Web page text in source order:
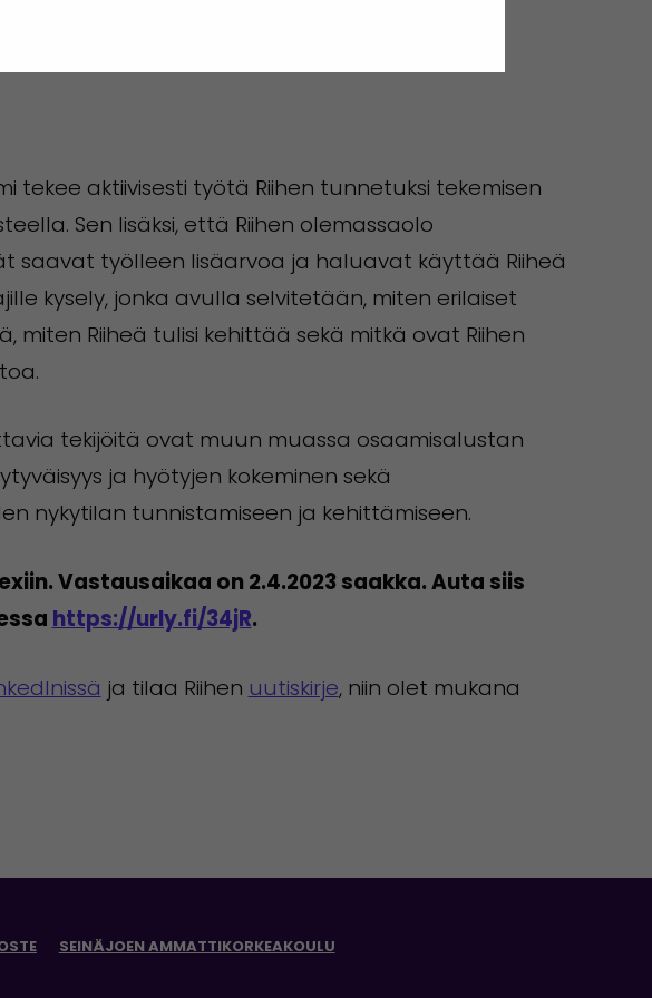
ottavat Riihen työkalukseen kestävän
aktiivisesti työtä Riihen tunnetuksi tekemisen
Sen lisäksi, että Riihen olemassaolo
saavat työlleen lisäarvoa ja haluavat käyttää Riiheä
kysely, jonka avulla selvitetään, miten erilaiset
Riiheä tulisi kehittää sekä mitkä ovat Riihen
tekijöitä ovat muun muassa osaamisalustan
ja hyötyjen kokeminen sekä
nykytilan tunnistamiseen ja kehittämiseen.
Vastausaikaa on 2.4.2023 saakka. Auta siis
https://urly.fi/34jR.
ja tilaa Riihen uutiskirje, niin olet mukana
SEINÄJOEN AMMATTIKORKEAKOULU